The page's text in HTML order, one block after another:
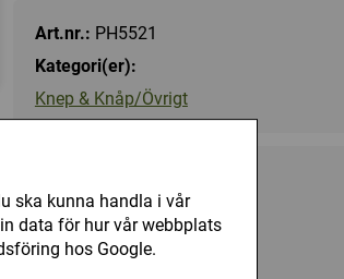
ska kunna handla i vår
data för hur vår webbplats
hos Google.
Art.nr.: PH5521
Kategori(er):
Knep & Knåp/Övrigt
275 kr
Ej tillgänglig